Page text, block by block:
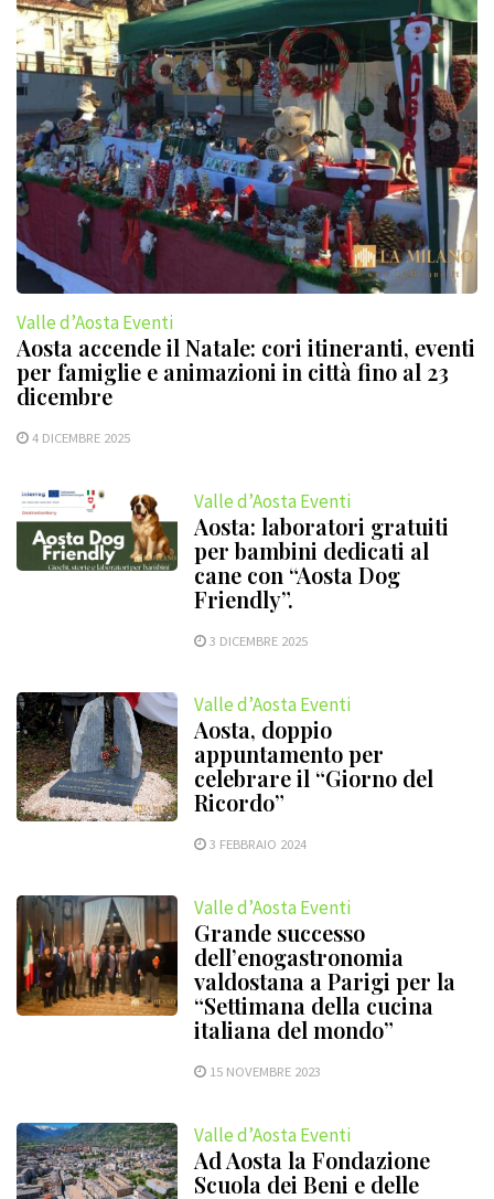
Valle d’Aosta Eventi
Aosta accende il Natale: cori itineranti, eventi
per famiglie e animazioni in città fino al 23
dicembre
4 DICEMBRE 2025
Valle d’Aosta Eventi
Aosta: laboratori gratuiti
per bambini dedicati al
cane con “Aosta Dog
Friendly”.
3 DICEMBRE 2025
Valle d’Aosta Eventi
Aosta, doppio
appuntamento per
celebrare il “Giorno del
Ricordo”
3 FEBBRAIO 2024
Valle d’Aosta Eventi
Grande successo
dell’enogastronomia
valdostana a Parigi per la
“Settimana della cucina
italiana del mondo”
15 NOVEMBRE 2023
Valle d’Aosta Eventi
Ad Aosta la Fondazione
Scuola dei Beni e delle